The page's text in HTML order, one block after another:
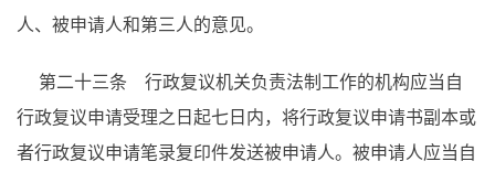
人、被申请人和第三人的意见。
第二十三条 行政复议机关负责法制工作的机构应当自
行政复议申请受理之日起七日内，将行政复议申请书副本或
者行政复议申请笔录复印件发送被申请人。被申请人应当自